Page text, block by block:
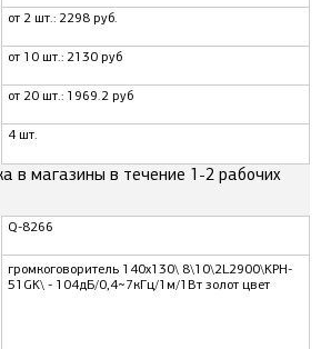
от 2 шт.: 2298 руб.
от 10 шт.: 2130 руб
от 20 шт.: 1969.2 руб
4 шт.
в магазины в течение 1-2 рабочих
Q-8266
громкоговоритель 140x130\ 8\10\2L2900\KPH-
51GK\ - 104дБ/0,4~7кГц/1м/1Вт золот цвет